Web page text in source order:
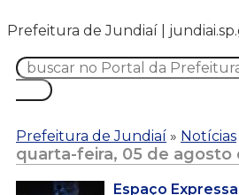
Prefeitura de Jundiaí |
Prefeitura de Jundiaí » Notícias
quarta-feira, 05 de agosto
Espaço